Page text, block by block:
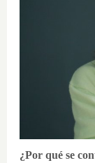
¿Por qué se